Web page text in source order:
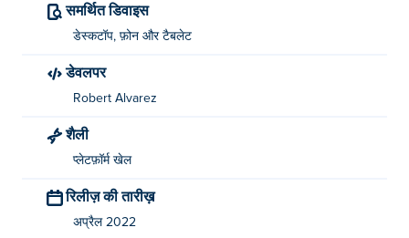
समर्थित डिवाइस
डेस्कटॉप, फ़ोन और टैबलेट
डेवलपर
Robert Alvarez
शैली
प्लेटफ़ॉर्म खेल
रिलीज़ की तारीख़
अप्रैल 2022